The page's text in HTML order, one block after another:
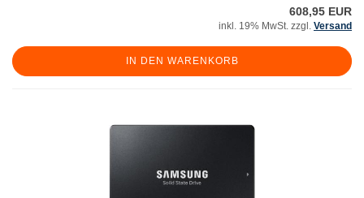
608,95 EUR
inkl. 19% MwSt. zzgl. Versand
IN DEN WARENKORB